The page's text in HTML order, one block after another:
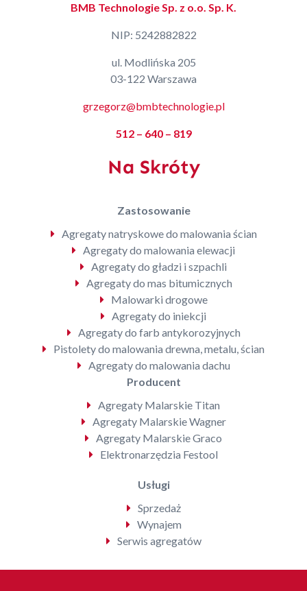
BMB Technologie Sp. z o.o. Sp. K.
NIP: 5242882822
ul. Modlińska 205
03-122 Warszawa
grzegorz@bmbtechnologie.pl
512 – 640 – 819
Na Skróty
Zastosowanie
Agregaty natryskowe do malowania ścian
Agregaty do malowania elewacji
Agregaty do gładzi i szpachli
Agregaty do mas bitumicznych
Malowarki drogowe
Agregaty do iniekcji
Agregaty do farb antykorozyjnych
Pistolety do malowania drewna, metalu, ścian
Agregaty do malowania dachu
Producent
Agregaty Malarskie Titan
Agregaty Malarskie Wagner
Agregaty Malarskie Graco
Elektronarzędzia Festool
Usługi
Sprzedaż
Wynajem
Serwis agregatów